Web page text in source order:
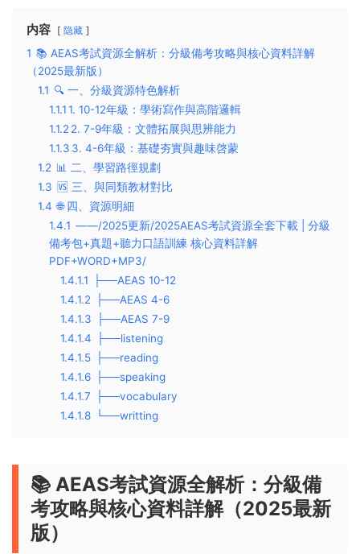
内容 隐藏
1 📚 ​​AEAS考試資源全解析：分級備考攻略與核心資料詳解
（2025最新版）​​
1.1 🔍 ​​一、分級資源特色解析​​
1.1.1​​1. 10-12年級：學術寫作與高階邏輯​​
1.1.2 ​​2. 7-9年級：文體拓展與思辨能力​​
1.1.3 ​​3. 4-6年級：基礎夯實與趣味啓蒙​​
1.2 📊 ​​二、學習路徑規劃​​
1.3 🆚 ​​三、與同類教材對比​​
1.4 🌐 ​​四、資源明細
1.4.1 ——/2025更新/2025AEAS考試資源全套下載 | 分級
備考包+真題+聽力口語訓練 核心資料詳解
PDF+WORD+MP3/
1.4.1.1
├──AEAS 10-12
1.4.1.2
├──AEAS 4-6
1.4.1.3
├──AEAS 7-9
1.4.1.4
├──listening
1.4.1.5
├──reading
1.4.1.6
├──speaking
1.4.1.7
├──vocabulary
1.4.1.8
└──writting
📚 ​ ​AEAS考試資源全解析：分級備
考攻略與核心資料詳解（2025最新
版）​